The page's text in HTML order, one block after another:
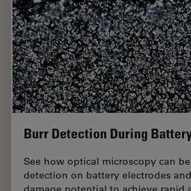
Burr Detection During
See how optical microscopy can
detection on battery electrodes